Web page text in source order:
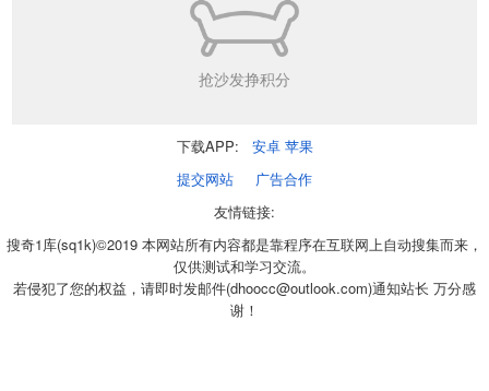
抢沙发挣积分
下载APP: 安卓 苹果
提交网站
广告合作
友情链接:
搜奇1库(sq1k)©2019 本网站所有内容都是靠程序在互联网上自动搜集而来，
仅供测试和学习交流。
若侵犯了您的权益，请即时发邮件(dhoocc@outlook.com)通知站长 万分感
谢！